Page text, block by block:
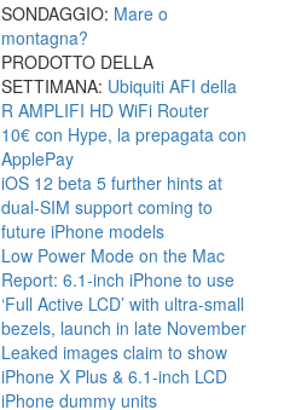
SONDAGGIO: Mare o
montagna?
PRODOTTO DELLA
SETTIMANA: Ubiquiti AFI della
R AMPLIFI HD WiFi Router
10€ con Hype, la prepagata con
ApplePay
iOS 12 beta 5 further hints at
dual-SIM support coming to
future iPhone models
Low Power Mode on the Mac
Report: 6.1-inch iPhone to use
‘Full Active LCD’ with ultra-small
bezels, launch in late November
Leaked images claim to show
iPhone X Plus & 6.1-inch LCD
iPhone dummy units